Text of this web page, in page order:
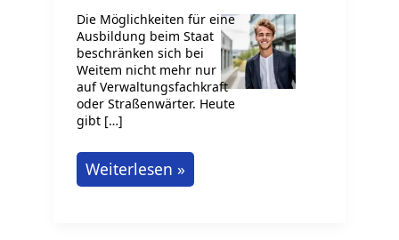
Die Möglichkeiten für eine
Ausbildung beim Staat
beschränken sich bei
Weitem nicht mehr nur
auf Verwaltungsfachkraft
oder Straßenwärter. Heute
gibt […]
Welche
Ausbildung
Weiterlesen »